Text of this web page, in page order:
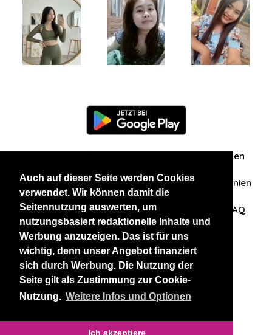
Auch auf dieser Seite werden Cookies
verwendet. Wir können damit die
Seitennutzung auswerten, um
nutzungsbasiert redaktionelle Inhalte und
Werbung anzuzeigen. Das ist für uns
wichtig, denn unser Angebot finanziert
sich durch Werbung. Die Nutzung der
Seite gilt als Zustimmung zur Cookie-
Nutzung. Weitere Infos und Optionen
Ich akzeptiere
Zuschriften/Erfahrungen
Datenschutzerklärung AGB Datenschutzrichtlinien
Nehmen Sie Kontakt mit uns auf FAQ
Unsere anderen Websites
BlackAndBeauties RussianKisses
Copyright 2026 thaidatevip